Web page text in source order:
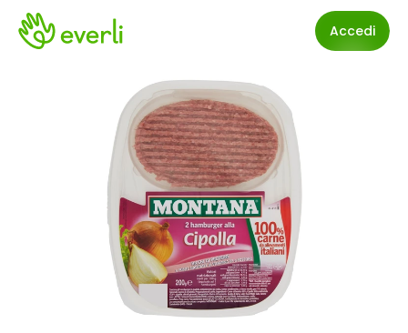
Accedi